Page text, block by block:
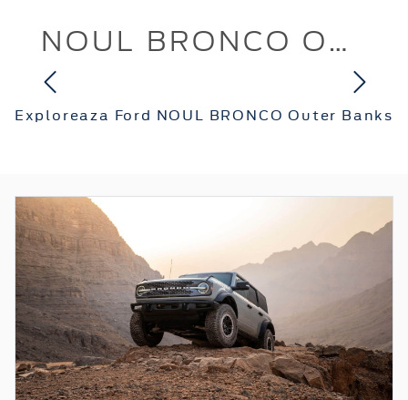
NOUL BRONCO Outer Banks
Exploreaza Ford NOUL BRONCO Outer Banks